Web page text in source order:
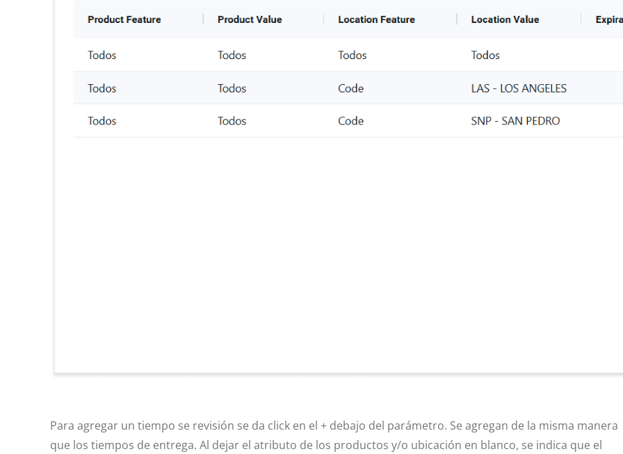
Para agregar un tiempo se revisión se da click en el + debajo del parámetro. Se agregan de la misma manera
que los tiempos de entrega. Al dejar el atributo de los productos y/o ubicación en blanco, se indica que el